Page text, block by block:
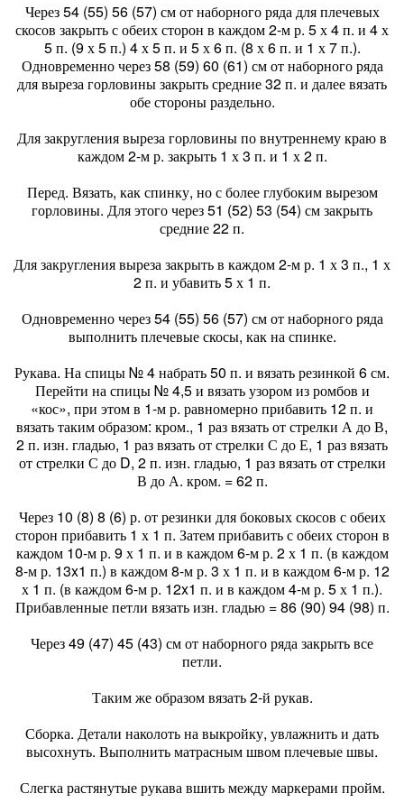
Через 54 (55) 56 (57) см от наборного ряда для плечевых
скосов закрыть с обеих сторон в каждом 2-м р. 5 х 4 п. и 4 х
5 п. (9 х 5 п.) 4 х 5 п. и 5 х 6 п. (8 х 6 п. и 1 х 7 п.).
Одновременно через 58 (59) 60 (61) см от наборного ряда
для выреза горловины закрыть средние 32 п. и далее вязать
обе стороны раздельно.
Для закругления выреза горловины по внутреннему краю в
каждом 2-м р. закрыть 1 х 3 п. и 1 х 2 п.
Перед. Вязать, как спинку, но с более глубоким вырезом
горловины. Для этого через 51 (52) 53 (54) см закрыть
средние 22 п.
Для закругления выреза закрыть в каждом 2-м р. 1 х 3 п., 1 х
2 п. и убавить 5 х 1 п.
Одновременно через 54 (55) 56 (57) см от наборного ряда
выполнить плечевые скосы, как на спинке.
Рукава. На спицы № 4 набрать 50 п. и вязать резинкой 6 см.
Перейти на спицы № 4,5 и вязать узором из ромбов и
«кос», при этом в 1-м р. равномерно прибавить 12 п. и
вязать таким образом: кром., 1 раз вязать от стрелки А до В,
2 п. изн. гладью, 1 раз вязать от стрелки С до Е, 1 раз вязать
от стрелки С до D, 2 п. изн. гладью, 1 раз вязать от стрелки
В до А. кром. = 62 п.
Через 10 (8) 8 (6) р. от резинки для боковых скосов с обеих
сторон прибавить 1 х 1 п. Затем прибавить с обеих сторон в
каждом 10-м р. 9 х 1 п. и в каждом 6-м р. 2 х 1 п. (в каждом
8-м р. 13x1 п.) в каждом 8-м р. 3 х 1 п. и в каждом 6-м р. 12
х 1 п. (в каждом 6-м р. 12x1 п. и в каждом 4-м р. 5 х 1 п.).
Прибавленные петли вязать изн. гладью = 86 (90) 94 (98) п.
Через 49 (47) 45 (43) см от наборного ряда закрыть все
петли.
Таким же образом вязать 2-й рукав.
Сборка. Детали наколоть на выкройку, увлажнить и дать
высохнуть. Выполнить матрасным швом плечевые швы.
Слегка растянутые рукава вшить между маркерами пройм.